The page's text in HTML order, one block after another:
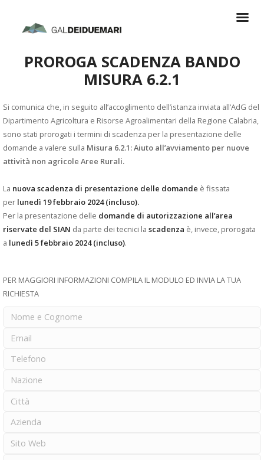
PROROGA SCADENZA BANDO
MISURA 6.2.1
Si comunica che, in seguito all’accoglimento dell’istanza inviata all’AdG del
Dipartimento Agricoltura e Risorse Agroalimentari della Regione Calabria,
sono stati prorogati i termini di scadenza per la presentazione delle
domande a valere sulla Misura 6.2.1: Aiuto all’avviamento per nuove
attività non agricole Aree Rurali.
La nuova scadenza di presentazione delle domande è fissata
per lunedì 19 febbraio 2024 (incluso).
Per la presentazione delle domande di autorizzazione all’area
riservate del SIAN da parte dei tecnici la scadenza è, invece, prorogata
a lunedì 5 febbraio 2024 (incluso).
PER MAGGIORI INFORMAZIONI COMPILA IL MODULO ED INVIA LA TUA
RICHIESTA